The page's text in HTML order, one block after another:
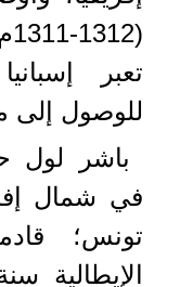
تعبر
للوصول إلى
باشر لول
في شمال
تونس؛